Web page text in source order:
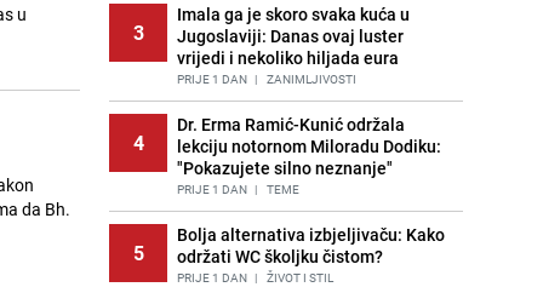
u
da Bh.
3
Imala ga je skoro svaka kuća u
Jugoslaviji: Danas ovaj luster
vrijedi i nekoliko hiljada eura
PRIJE 1 DAN | ZANIMLJIVOSTI
4
Dr. Erma Ramić-Kunić održala
lekciju notornom Miloradu Dodiku:
"Pokazujete silno neznanje"
PRIJE 1 DAN | TEME
5
Bolja alternativa izbjeljivaču: Kako
održati WC školjku čistom?
PRIJE 1 DAN | ŽIVOT I STIL